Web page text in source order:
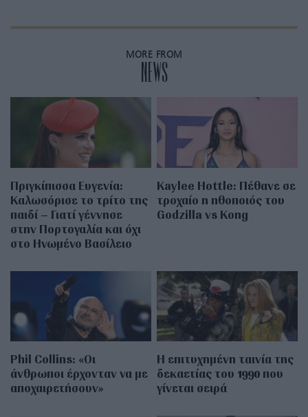
MORE FROM
NEWS
Πριγκίπισσα Ευγενία:
Καλωσόρισε το τρίτο της
παιδί – Γιατί γέννησε
στην Πορτογαλία και όχι
στο Ηνωμένο Βασίλειο
Kaylee Hottle: Πέθανε σε
τροχαίο η ηθοποιός του
Godzilla vs Kong
Phil Collins: «Οι
άνθρωποι έρχονταν να με
αποχαιρετήσουν»
Η επιτυχημένη ταινία της
δεκαετίας του 1990 που
γίνεται σειρά